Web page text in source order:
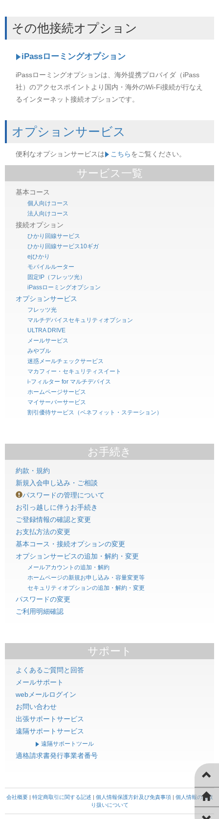
その他接続オプション
iPassローミングオプション
iPassローミングオプションは、海外提携プロバイダ（iPass
社）のアクセスポイントより国内・海外のWi-Fi接続が行なえ
るインターネット接続オプションです。
オプションサービス
便利なオプションサービスは こちらをご覧ください。
サービス一覧
基本コース
個人向けコース
法人向けコース
接続オプション
ひかり回線サービス
ひかり回線サービス10ギガ
ejひかり
モバイルルーター
固定IP（フレッツ光）
iPassローミングオプション
オプションサービス
フレッツ光
マルチデバイスセキュリティオプション
ULTRA DRIVE
メールサービス
みやブル
迷惑メールチェックサービス
マカフィー・セキュリティスイート
i-フィルター for マルチデバイス
ホームページサービス
マイサーバーサービス
割引優待サービス（ベネフィット・ステーション）
お手続き
約款・規約
新規入会申し込み・ご相談
パスワードの管理について
お引っ越しに伴うお手続き
ご登録情報の確認と変更
お支払方法の変更
基本コース・接続オプションの変更
オプションサービスの追加・解約・変更
メールアカウントの追加・解約
ホームページの新規お申し込み・容量変更等
セキュリティオプションの追加・解約・変更
パスワードの変更
ご利用明細確認
サポート
よくあるご質問と回答
メールサポート
webメールログイン
お問い合わせ
出張サポートサービス
遠隔サポートサービス
遠隔サポートツール
適格請求書発行事業者番号
会社概要| 特定商取引に関する記述 | 個人情報保護方針及び免責事項| 個人情報のお取
り扱いについて